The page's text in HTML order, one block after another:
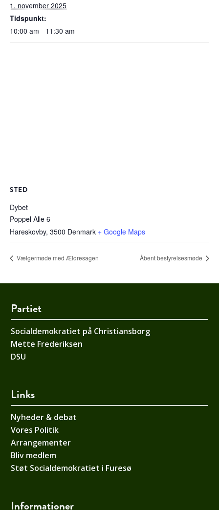
1. november 2025
Tidspunkt:
10:00 am - 11:30 am
STED
Dybet
Poppel Alle 6
Hareskovby, 3500 Denmark + Google Maps
Vælgermøde med Ældresagen Åbent bestyrelsesmøde
Partiet
Socialdemokratiet på Christiansborg
Mette Frederiksen
DSU
Links
Nyheder & debat
Vores Politik
Arrangementer
Bliv medlem
Støt Socialdemokratiet i Furesø
Informationer